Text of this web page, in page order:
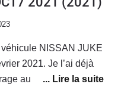
JUKE
2021. Je l’ai déjà
au moins 4 fois(